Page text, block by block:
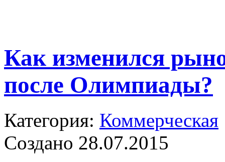
Как изменился
после Олимпиады?
Категория: Коммерческая
Создано 28.07.2015